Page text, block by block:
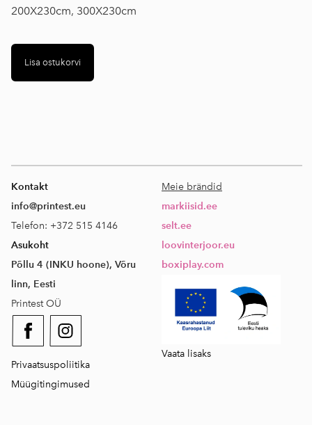
200X230cm, 300X230cm
Lisa ostukorvi
Kontakt
info@printest.eu
Telefon: +372 515 4146
Asukoht
Põllu 4 (INKU hoone), Võru
linn, Eesti
Printest OÜ
Privaatsuspoliitika
Müügitingimused
Meie brändid
markiisid.ee
selt.ee
loovinterjoor.eu
boxiplay.com
Vaata lisaks